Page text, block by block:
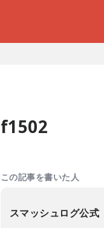
f1502
この記事を書いた人
スマッシュログ公式